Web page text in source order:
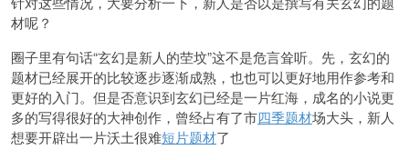
材呢？
圈子里有句话“玄幻是新人的茔坟”这不是危言耸听。先，玄幻的
题材已经展开的比较逐步逐渐成熟，也也可以更好地用作参考和
更好的入门。但是否意识到玄幻已经是一片红海，成名的小说更
多的写得很好的大神创作，曾经占有了市四季题材场大头，新人
想要开辟出一片沃土很难短片题材了